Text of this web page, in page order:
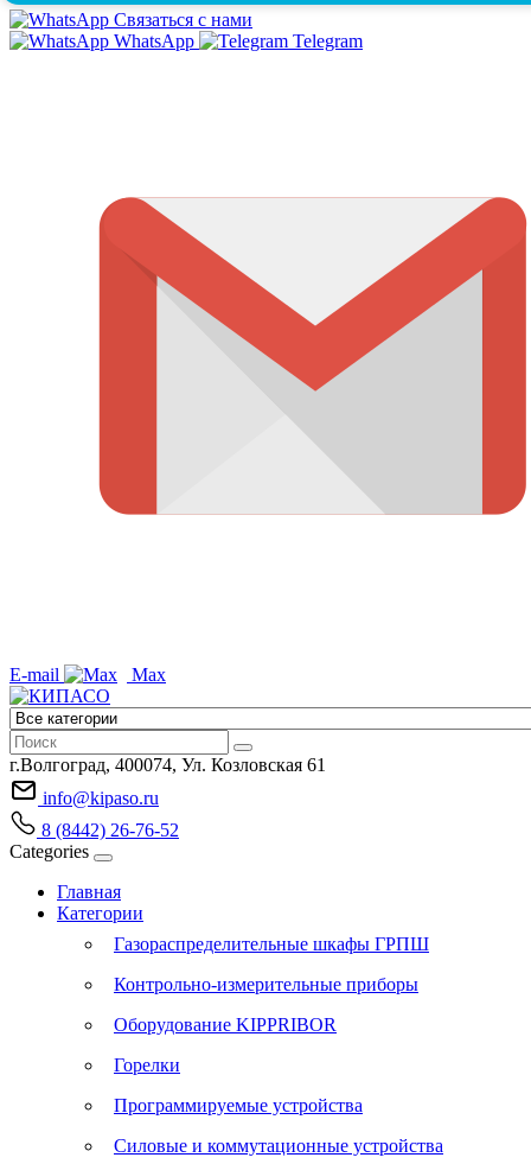
Связаться с нами
WhatsApp
Telegram
E-mail Max
г.Волгоград, 400074, Ул. Козловская 61
info@kipaso.ru
8 (8442) 26-76-52
Categories
Главная
Категории
Газораспределительные шкафы ГРПШ
Контрольно-измерительные приборы
Оборудование KIPPRIBOR
Горелки
Программируемые устройства
Силовые и коммутационные устройства